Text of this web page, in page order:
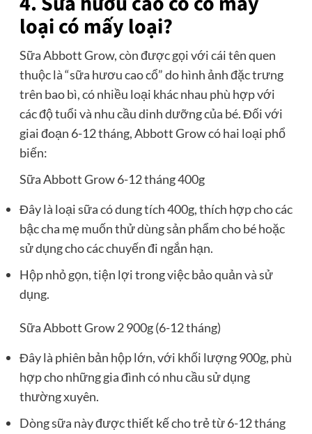
loại có mấy loại?
Sữa Abbott Grow, còn được gọi với cái tên quen
thuộc là “sữa hươu cao cổ” do hình ảnh đặc trưng
trên bao bì, có nhiều loại khác nhau phù hợp với
các độ tuổi và nhu cầu dinh dưỡng của bé. Đối với
giai đoạn 6-12 tháng, Abbott Grow có hai loại phổ
biến:
Sữa Abbott Grow 6-12 tháng 400g
Đây là loại sữa có dung tích 400g, thích hợp cho các
bậc cha mẹ muốn thử dùng sản phẩm cho bé hoặc
sử dụng cho các chuyến đi ngắn hạn.
Hộp nhỏ gọn, tiện lợi trong việc bảo quản và sử
dụng.
Sữa Abbott Grow 2 900g (6-12 tháng)
Đây là phiên bản hộp lớn, với khối lượng 900g, phù
hợp cho những gia đình có nhu cầu sử dụng
thường xuyên.
Dòng sữa này được thiết kế cho trẻ từ 6-12 tháng